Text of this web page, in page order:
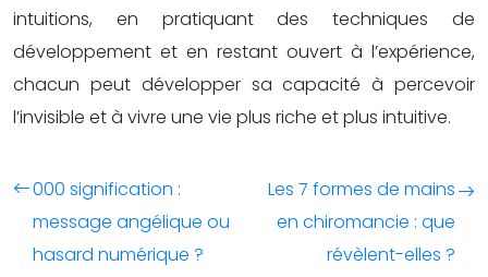
intuitions, en pratiquant des techniques de
développement et en restant ouvert à l’expérience,
chacun peut développer sa capacité à percevoir
l’invisible et à vivre une vie plus riche et plus intuitive.
000 signification :
message angélique ou
hasard numérique ?
Les 7 formes de mains
en chiromancie : que
révèlent-elles ?